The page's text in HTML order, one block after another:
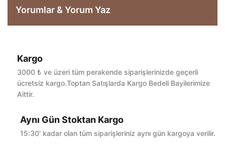
Yorumlar & Yorum Yaz
Bu ürüne ilk yorumu siz yapın!
Kargo
3000 ₺ ve üzeri tüm perakende siparişlerinizde geçerli
ücretsiz kargo.Toptan Satışlarda Kargo Bedeli Bayilerimize
Aittir.
Aynı Gün Stoktan Kargo
15:30' kadar olan tüm siparişleriniz aynı gün kargoya verilir.